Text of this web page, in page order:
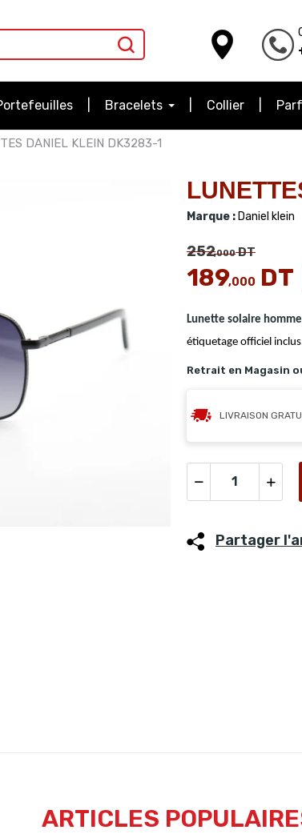
Bracelets Collier
DANIEL KLEIN DK3283-1
Marque : Daniel klein
252,000DT
189,000 DT
Lunette solaire homme
étiquetage officiel
Retrait en Magasin
LIVRAISON
Partager
ARTICLES